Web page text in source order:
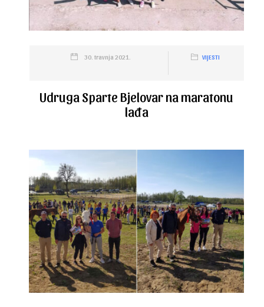
30. travnja 2021. VIJESTI
Udruga Sparte Bjelovar na maratonu
lađa